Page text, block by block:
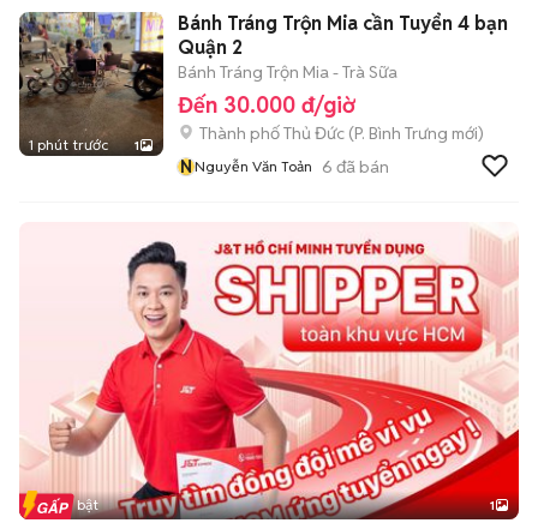
1 phút trước 1
Bánh Tráng Trộn Mia cần Tuyển 4 bạn
Quận 2
Bánh Tráng Trộn Mia - Trà Sữa
Đến 30.000 đ/giờ
Thành phố Thủ Đức (P. Bình Trưng mới)
NNguyễn Văn Toản 6 đã bán
Tin nổi bật 1